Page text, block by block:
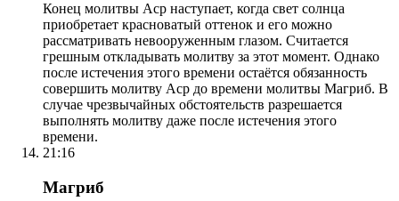
Конец молитвы Аср наступает, когда свет солнца
приобретает красноватый оттенок и его можно
рассматривать невооруженным глазом. Считается
грешным откладывать молитву за этот момент. Однако
после истечения этого времени остаётся обязанность
совершить молитву Аср до времени молитвы Магриб. В
случае чрезвычайных обстоятельств разрешается
выполнять молитву даже после истечения этого
времени.
21:16
Магриб